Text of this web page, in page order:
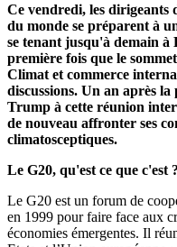
Ce vendredi, les dirigeants
du monde se préparent à
se tenant jusqu'à demain à
première fois que le
Climat et commerce
discussions. Un an après
Trump à cette réunion
de nouveau affronter ses
climatosceptiques.
Le G20, qu'est ce que c'est ?
Le G20 est un forum de
en 1999 pour faire face aux
économies émergentes. Il